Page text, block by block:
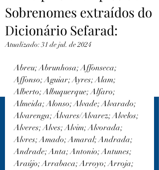
Sobrenomes extraídos do
Dicionário Sefarad:
Atualizado:31 de jul. de 2024
Abreu; Abrunhosa; Affonseca;
Affonso; Aguiar; Ayres; Alam;
Alberto; Albuquerque; Alfaro;
Almeida; Alonso; Alvade; Alvarado;
Alvarenga; Álvares/Alvarez; Alvelos;
Alveres; Alves; Alvim; Alvorada;
Alvres; Amado; Amaral; Andrada;
Andrade; Anta; Antonio; Antunes;
Araújo; Arrabaca; Arroyo; Arroja;